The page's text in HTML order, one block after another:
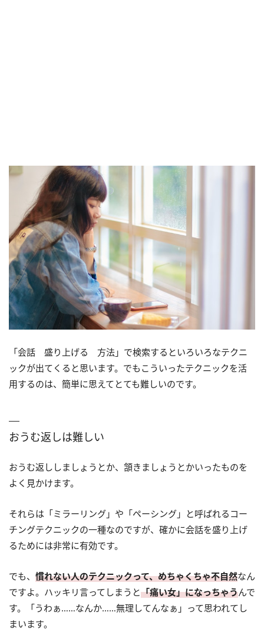
「会話 盛り上げる 方法」で検索するといろいろなテクニ
ックが出てくると思います。でもこういったテクニックを活
用するのは、簡単に思えてとても難しいのです。
おうむ返しは難しい
おうむ返ししましょうとか、頷きましょうとかいったものを
よく見かけます。
それらは「ミラーリング」や「ペーシング」と呼ばれるコー
チングテクニックの一種なのですが、確かに会話を盛り上げ
るためには非常に有効です。
でも、 慣れない人のテクニックって、めちゃくちゃ不自然なん
ですよ。ハッキリ言ってしまうと「痛い女」になっちゃうんで
す。「うわぁ……なんか……無理してんなぁ」って思われてし
まいます。